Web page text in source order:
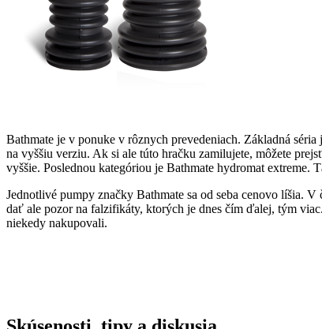
Bathmate je v ponuke v rôznych prevedeniach. Základná
na vyššiu verziu. Ak si ale túto hračku zamilujete, môžete
vyššie. Poslednou kategóriou je Bathmate hydromat
Jednotlivé pumpy značky Bathmate sa od seba cenovo líšia.
dať ale pozor na falzifikáty, ktorých je dnes čím ďalej, tým
niekedy nakupovali.